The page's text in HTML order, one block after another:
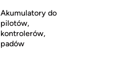
Akumulatory do
pilotów,
kontrolerów,
padów